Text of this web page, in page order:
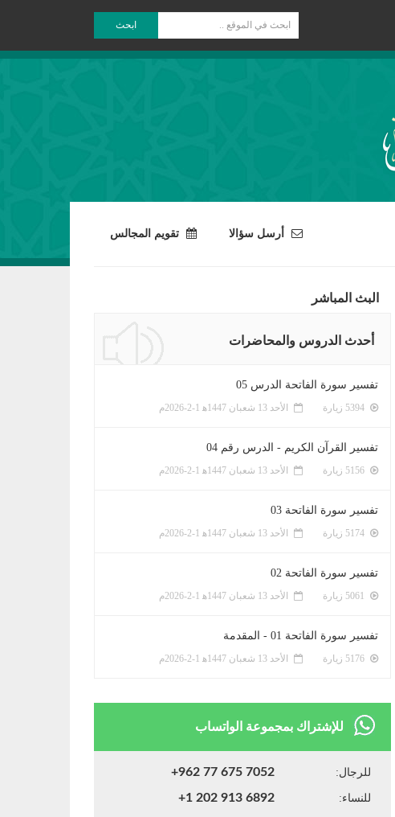
ابحث
أرسل سؤالا تقويم المجالس
البث المباشر
أحدث الدروس والمحاضرات
تفسير سورة الفاتحة الدرس 05
الأحد 13 شعبان 1447ﻫ 1-2-2026م
تفسير القرآن الكريم - الدرس رقم 04
الأحد 13 شعبان 1447ﻫ 1-2-2026م
تفسير سورة الفاتحة 03
الأحد 13 شعبان 1447ﻫ 1-2-2026م
تفسير سورة الفاتحة 02
الأحد 13 شعبان 1447ﻫ 1-2-2026م
تفسير سورة الفاتحة 01 - المقدمة
الأحد 13 شعبان 1447ﻫ 1-2-2026م
للإشتراك بمجموعة الواتساب
للرجال: +962 77 675 7052
للنساء: +1 202 913 6892